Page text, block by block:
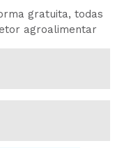
gratuita, todas
agroalimentar